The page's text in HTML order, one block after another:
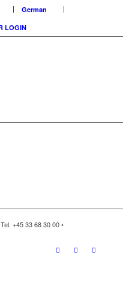
German
LOGIN
+45 33 68 30 00 •